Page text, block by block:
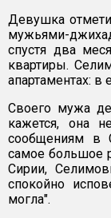
Девушка
мужьями-
спустя два
квартиры.
апартаментах: в
Своего мужа
кажется, она
сообщениям в
самое большое
Сирии,
спокойно
могла".